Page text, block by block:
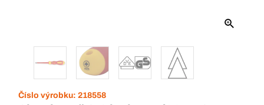
Číslo výrobku: 218558